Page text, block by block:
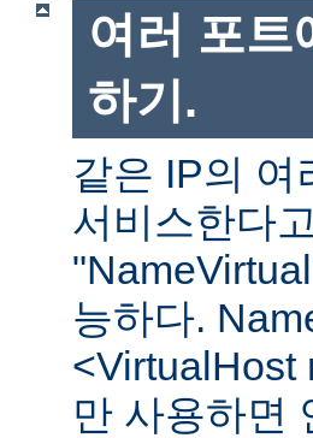
여러 포트
하기.
같은 IP의 여
서비스한다
능하다.
<VirtualHost
만 사용하면